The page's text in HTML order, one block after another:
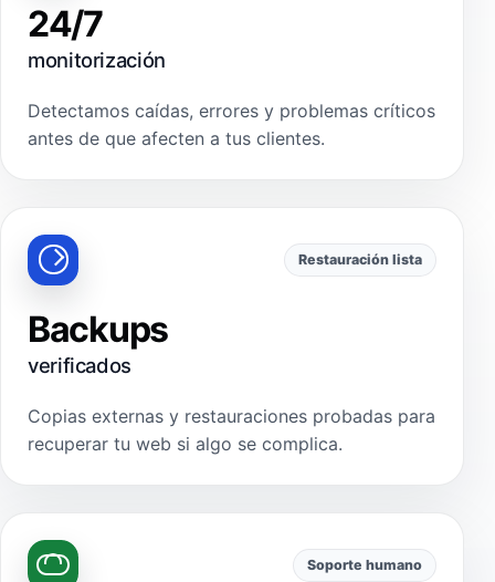
24/7
monitorización
Detectamos caídas, errores y problemas críticos
antes de que afecten a tus clientes.
Restauración lista
Backups
verificados
Copias externas y restauraciones probadas para
recuperar tu web si algo se complica.
Soporte humano